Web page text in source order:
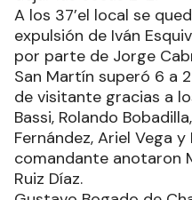
A los 37’el local se
expulsión de Iván
por parte de Jorge
San Martín superó 6 a
de visitante gracias a
Bassi, Rolando
Fernández, Ariel Vega
comandante anotaron
Ruiz Díaz.